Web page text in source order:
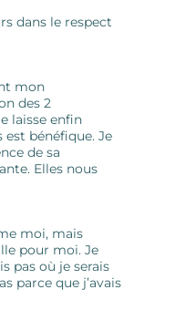
dans le respect
mon
des 2
laisse enfin
bénéfique. Je
de sa
Elles nous
moi, mais
pour moi. Je
pas où je serais
parce que j’avais